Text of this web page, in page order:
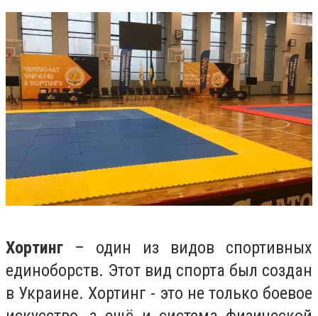
Хортинг – один из видов спортивных
единоборств. Этот вид спорта был создан
в Украине. Хортинг - это не только боевое